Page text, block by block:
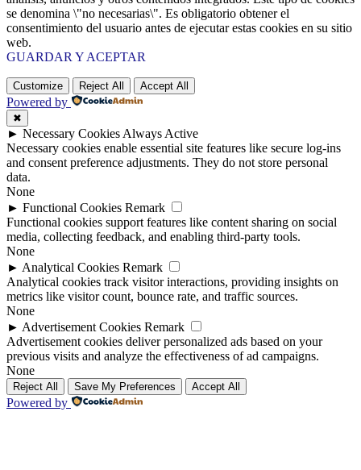
se denomina \"no necesarias\". Es obligatorio obtener el
consentimiento del usuario antes de ejecutar estas cookies en su sitio
web.
GUARDAR Y ACEPTAR
Customize Reject All Accept All
Powered by
✖
► Necessary Cookies Always Active
Necessary cookies enable essential site features like secure log-ins
and consent preference adjustments. They do not store personal
data.
None
► Functional Cookies Remark
Functional cookies support features like content sharing on social
media, collecting feedback, and enabling third-party tools.
None
► Analytical Cookies Remark
Analytical cookies track visitor interactions, providing insights on
metrics like visitor count, bounce rate, and traffic sources.
None
► Advertisement Cookies Remark
Advertisement cookies deliver personalized ads based on your
previous visits and analyze the effectiveness of ad campaigns.
None
Reject All Save My Preferences Accept All
Powered by